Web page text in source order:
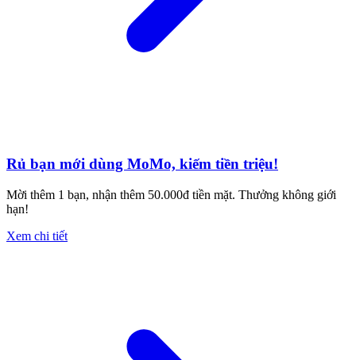
Rủ bạn mới dùng MoMo, kiếm tiền triệu!
Mời thêm 1 bạn, nhận thêm 50.000đ tiền mặt. Thưởng không giới
hạn!
Xem chi tiết